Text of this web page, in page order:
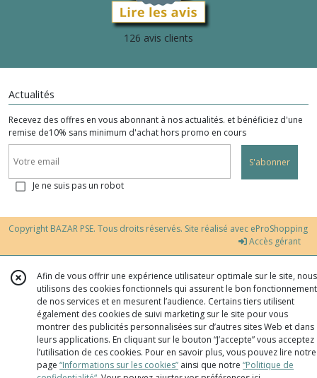
126 avis clients
Actualités
Recevez des offres en vous abonnant à nos actualités. et bénéficiez d'une
remise de10% sans minimum d'achat hors promo en cours
S'abonner
Je ne suis pas un robot
Copyright BAZAR PSE. Tous droits réservés. Site réalisé avec eProShopping
Accès gérant
Afin de vous offrir une expérience utilisateur optimale sur le site, nous
utilisons des cookies fonctionnels qui assurent le bon fonctionnement
de nos services et en mesurent l’audience. Certains tiers utilisent
également des cookies de suivi marketing sur le site pour vous
montrer des publicités personnalisées sur d’autres sites Web et dans
leurs applications. En cliquant sur le bouton “J’accepte” vous acceptez
l’utilisation de ces cookies. Pour en savoir plus, vous pouvez lire notre
page “Informations sur les cookies” ainsi que notre “Politique de